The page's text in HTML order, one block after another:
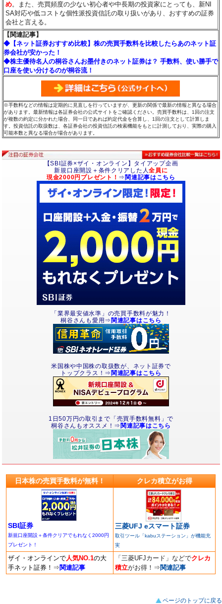
め。また、売買頻度の少ない初心者や中長期の投資家にとっても、新NI
SA対応や低コストな個性派投資信託の取り扱いがあり、おすすめの証券
会社と言える。
【関連記事】
◆【ネット証券おすすめ比較】株の売買手数料を比較したらあのネット証
券会社が安かった！
◆株主優待名人の桐谷さんお墨付きのネット証券は？ 手数料、使い勝手で
口座を使い分けるのが桐谷流！
※手数料などの情報は定期的に見直しを行っていますが、更新の関係で最新の情報と異なる場合
があります。最新情報は各証券会社の公式サイトをご確認ください。売買手数料は、1回の注文
が複数の約定に分かれた場合、同一日であれば約定代金を合算し、1回の注文として計算しま
す。投資信託の取扱数は、各証券会社の投資信託の検索機能をもとに計測しており、実際の購入
可能本数と異なる場合が場合があります。
【SBI証券×ザイ・オンライン】タイアップ企画
新規口座開設＋条件クリアした人全員に
現金2000円プレゼント！ ⇒ 関連記事はこちら
「業界最安値水準」の売買手数料が魅力！
桐谷さんも愛用⇒ 関連記事はこちら
米国株や中国株の取扱数が、ネット証券で
トップクラス！⇒ 関連記事はこちら
1日50万円の取引まで「売買手数料無料」で
桐谷さんもオススメ！⇒ 関連記事はこちら
日本株の売買手数料が無料！ クレカ積立がお得
SBI証券
新規口座開設＋条件クリアでもれなく2000円
プレゼント！
三菱UFJ eスマート証券
取引ツール「kabuステーション」が機能充
実
ザイ・オンラインで人気NO.1の大
手ネット証券！ ⇒ 関連記事
「三菱UFJカード」などでクレカ
積立がお得！ ⇒ 関連記事
ページのトップに戻る